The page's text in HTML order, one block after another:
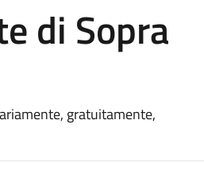
di Sopra
gratuitamente,